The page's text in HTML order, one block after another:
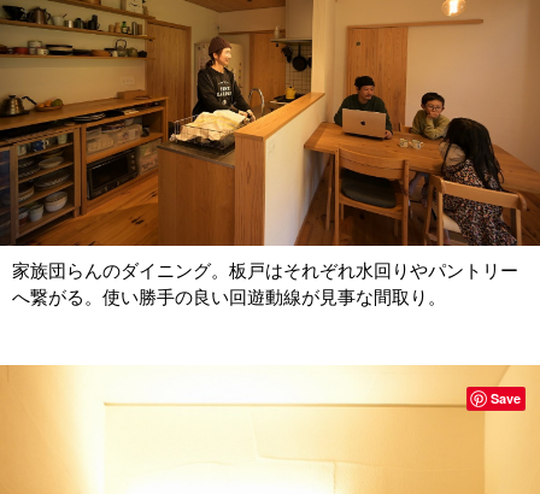
家族団らんのダイニング。板戸はそれぞれ水回りやパントリー
へ繋がる。使い勝手の良い回遊動線が見事な間取り。
Save